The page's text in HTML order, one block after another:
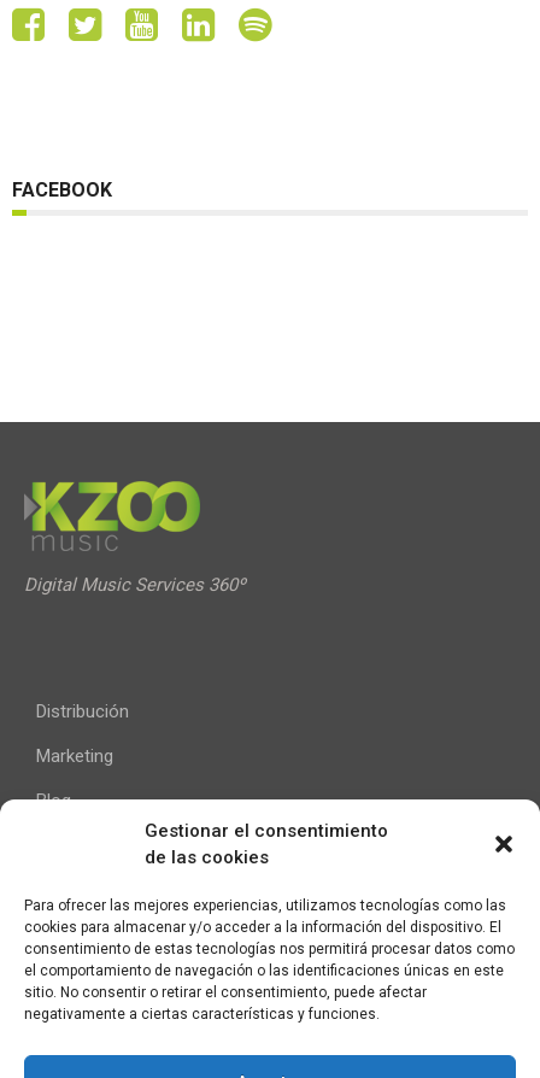
Gestionar el consentimiento
de las cookies
Para ofrecer las mejores experiencias, utilizamos tecnologías como las
cookies para almacenar y/o acceder a la información del dispositivo. El
consentimiento de estas tecnologías nos permitirá procesar datos como
el comportamiento de navegación o las identificaciones únicas en este
sitio. No consentir o retirar el consentimiento, puede afectar
negativamente a ciertas características y funciones.
FACEBOOK
Digital Music Services 360º
Distribución
Marketing
Blog
Ayuda
Contacto
Aviso Legal